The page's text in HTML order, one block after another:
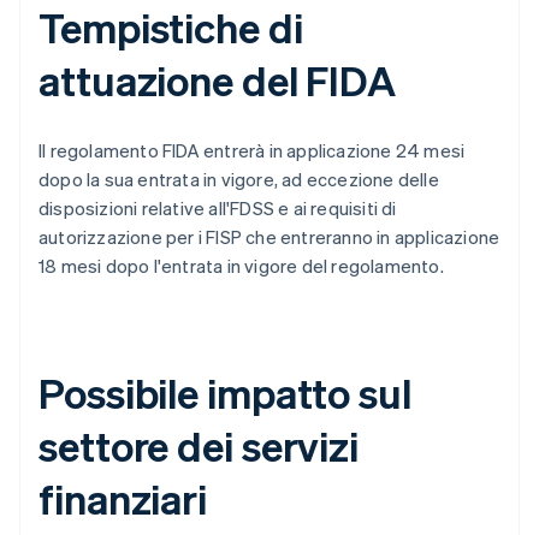
Tempistiche di
attuazione del FIDA
Il regolamento FIDA entrerà in applicazione 24 mesi
dopo la sua entrata in vigore, ad eccezione delle
disposizioni relative all'FDSS e ai requisiti di
autorizzazione per i FISP che entreranno in applicazione
18 mesi dopo l'entrata in vigore del regolamento.
Possibile impatto sul
settore dei servizi
finanziari